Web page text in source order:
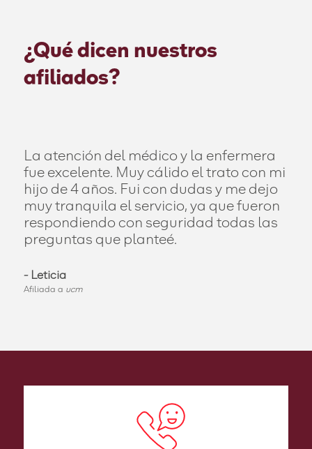
¿Qué dicen nuestros
afiliados?
La atención del médico y la enfermera
fue excelente. Muy cálido el trato con mi
hijo de 4 años. Fui con dudas y me dejo
muy tranquila el servicio, ya que fueron
respondiendo con seguridad todas las
preguntas que planteé.
- Leticia
Afiliada a ucm